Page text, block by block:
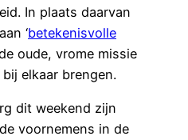
In plaats daarvan
‘betekenisvolle
oude, vrome missie
elkaar brengen.
dit weekend zijn
voornemens in de